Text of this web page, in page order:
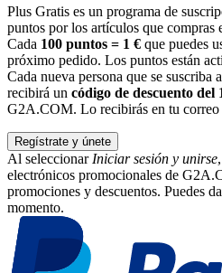
Plus Gratis es un programa de
puntos por los artículos que
Cada 100 puntos = 1 € que puedes
próximo pedido. Los puntos están
Cada nueva persona que se suscriba
recibirá un código de descuento del
G2A.COM. Lo recibirás en tu correo
Regístrate y únete
Al seleccionarIniciar sesión y unirse
electrónicos promocionales de
promociones y descuentos. Puedes
momento.